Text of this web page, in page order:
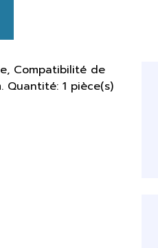
Compatibilité de
Quantité: 1 pièce(s)